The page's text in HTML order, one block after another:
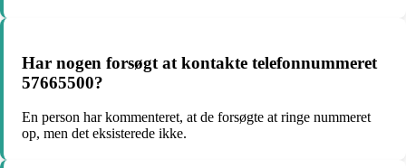
Har nogen forsøgt at kontakte telefonnummeret
57665500?
En person har kommenteret, at de forsøgte at ringe nummeret
op, men det eksisterede ikke.